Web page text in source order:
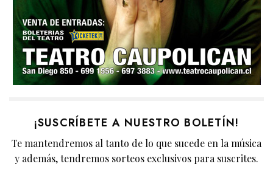
¡SUSCRÍBETE A NUESTRO BOLETÍN!
Te mantendremos al tanto de lo que sucede en la música
y además, tendremos sorteos exclusivos para suscrites.